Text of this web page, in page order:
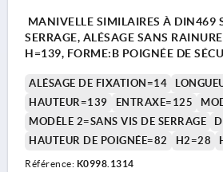
MANIVELLE SIMILAIRES À DIN469
SERRAGE, ALÉSAGE SANS
H=139, FORME:B POIGNÉE DE
COMP:THERMOPLASTIQUE NOIR
ALÉSAGE DE FIXATION=14
HAUTEUR=139
ENTRAXE=125
MODÈLE 2=SANS VIS DE SERRAGE
HAUTEUR DE POIGNÉE=82
H2=28
Référence: K0998.1314